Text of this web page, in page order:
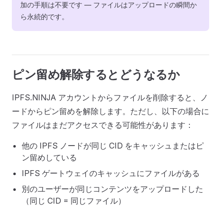
加の手順は不要です — ファイルはアップロードの瞬間か
ら永続的です。
ピン留め解除するとどうなるか
IPFS.NINJA アカウントからファイルを削除すると、ノ
ードからピン留めを解除します。ただし、以下の場合に
ファイルはまだアクセスできる可能性があります：
他の IPFS ノードが同じ CID をキャッシュまたはピ
ン留めしている
IPFS ゲートウェイのキャッシュにファイルがある
別のユーザーが同じコンテンツをアップロードした
（同じ CID = 同じファイル）